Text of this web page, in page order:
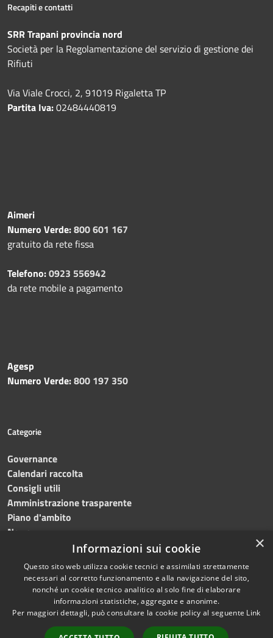
Recapiti e contatti
SRR Trapani provincia nord
Società per la Regolamentazione del servizio di gestione dei
Rifiuti
Via Viale Crocci, 2, 91019 Rigaletta TP
Partita Iva:02484440819
Aimeri
Numero Verde:800 601 167
gratuito da rete fissa
Telefono:0923 556942
da rete mobile a pagamento
Agesp
Numero Verde:800 197 350
Categorie
Governance
Calendari raccolta
Consigli utili
Amministrazione trasparente
Piano d'ambito
News
Accessibilità
Copyright © 2023 •
Trapani provincia nord•
Powered
×
Informazioni sui cookie
Questo sito web utilizza cookie tecnici e assimilati strettamente
necessari al corretto funzionamento e alla navigazione del sito,
nonché un cookie tecnico analitico al solo fine di elaborare
informazioni statistiche, aggregate e anonime.
Per maggiori dettagli, può consultare la cookie policy al seguente Link